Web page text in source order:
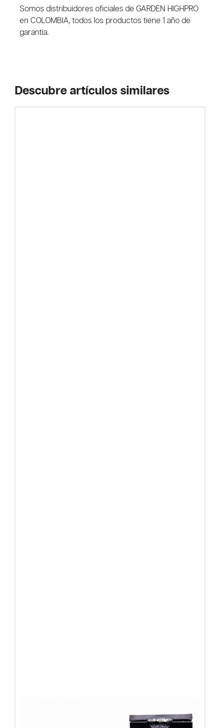
Somos distribuidores oficiales de GARDEN HIGHPRO
en COLOMBIA, todos los productos tiene 1 año de
garantía.
Descubre artículos similares